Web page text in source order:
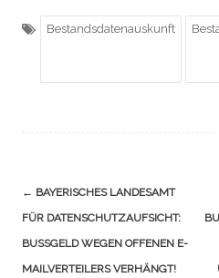
Bestandsdatenauskunft
Navigation
(Beiträge)
← BAYERISCHES LANDESAMT
FÜR DATENSCHUTZAUFSICHT:
BUSSGELD WEGEN OFFENEN E-M
AILVERTEILERS VERHÄNGT!